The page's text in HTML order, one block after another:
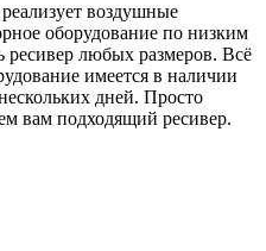
воздушные
оборудование по низким
любых размеров. Всё
имеется в наличии
дней. Просто
вам подходящий ресивер.